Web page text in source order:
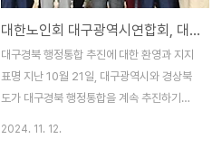
배수진을 쳤다. 특히 이번 보궐선거가 대구시
장 선거에 출마한 추경호 전 의원의 빈자리를
채우는 중요한 승부처인 만큼, 당 차원의 전
폭적인 지원을 이끌어내겠다는 의지를 피력
했다.정치권에서는 이번 달성군 보..
대한노인회 대구광역시연합회, 대구경북 행정통합 지지 성명 발표
대구경북 행정통합 추진에 대한 환영과 지지
표명 지난 10월 21일, 대구광역시와 경상북
도가 대구경북 행정통합을 계속 추진하기로
2024. 11. 12.